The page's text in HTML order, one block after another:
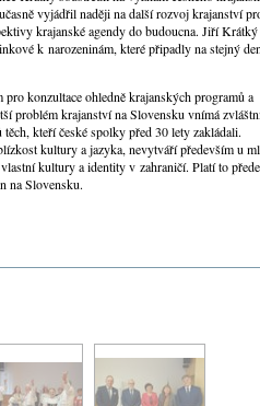
vyjádřil naději na další rozvoj krajanství
krajanské agendy do budoucna. Jiří Krátký
k narozeninám, které připadly na stejný
konzultace ohledně krajanských programů a
problém krajanství na Slovensku vnímá
kteří české spolky před 30 lety zakládali.
kultury a jazyka, nevytváří především u
kultury a identity v zahraničí. Platí to
na Slovensku.